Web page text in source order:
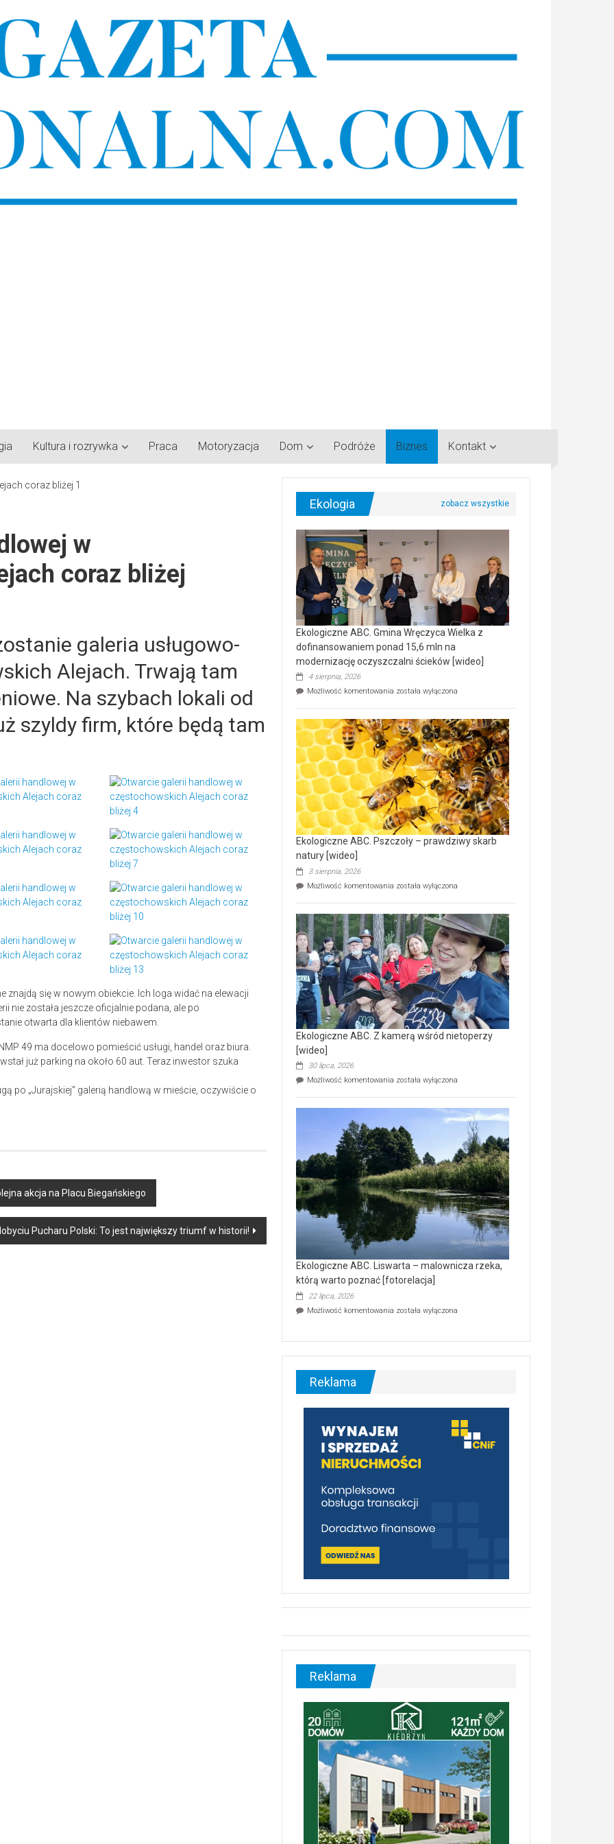
Kultura i rozrywka Praca Motoryzacja Dom Podróże Biznes Kontakt
w
coraz bliżej
galeria usługowo-
Alejach. Trwają tam
Na szybach lokali od
szyldy firm, które będą tam
się w nowym obiekcie. Ich loga widać na elewacji
nie została jeszcze oficjalnie podana, ale po
otwarta dla klientów niebawem.
49 ma docelowo pomieścić usługi, handel oraz biura.
już parking na około 60 aut. Teraz inwestor szuka
po „Jurajskiej” galerią handlową w mieście, oczywiście o
akcja na Placu Biegańskiego
Pucharu Polski: To jest największy triumf w historii!
Ekologia
Ekologiczne ABC. Gmina Wręczyca Wielka z
dofinansowaniem ponad 15,6 mln na
modernizację oczyszczalni ścieków [wideo]
4 sierpnia, 2026
Możliwość komentowania Ekologiczne
Wręczyca
Wielka
z
dofinansowaniem
ponad
15,6
mln
na
modernizację
oczyszczalni
ścieków
[wideo]
została wyłączona
Ekologiczne ABC. Pszczoły – prawdziwy skarb
natury [wideo]
3 sierpnia, 2026
Możliwość komentowania Ekologiczne
–
prawdziwy
skarb
natury
[wideo]
została wyłączona
Ekologiczne ABC. Z kamerą wśród nietoperzy
[wideo]
30 lipca, 2026
Możliwość komentowania Ekologiczne
wśród
nietoperzy
[wideo]
została wyłączona
Ekologiczne ABC. Liswarta – malownicza rzeka,
którą warto poznać [fotorelacja]
22 lipca, 2026
Możliwość komentowania Ekologiczne
–
malownicza
[fotorelacja]
została wyłączona
Reklama
Reklama